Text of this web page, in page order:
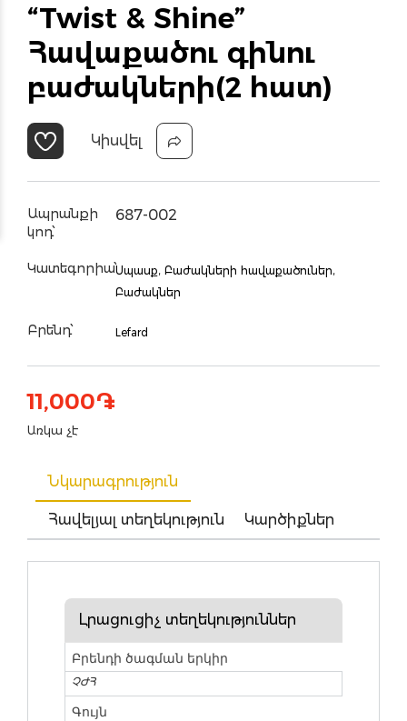
“Twist & Shine”
Հավաքածու գինու
բաժակների(2 հատ)
Կիսվել
Ապրանքի
կոդ՝
687-002
Կատեգորիա՝Սպասք, Բաժակների հավաքածուներ,
Բաժակներ
Բրենդ՝ Lefard
11,000֏
Առկա չէ
Նկարագրություն
Հավելյալ տեղեկություն Կարծիքներ
Լրացուցիչ տեղեկություններ
Բրենդի ծագման երկիր
ՉԺՀ
Գույն